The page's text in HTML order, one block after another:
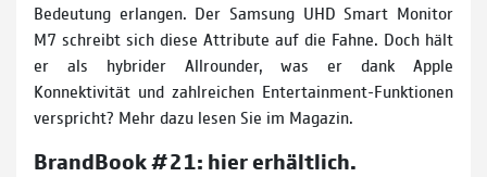
Bedeutung erlangen. Der Samsung UHD Smart Monitor
M7 schreibt sich diese Attribute auf die Fahne. Doch hält
er als hybrider Allrounder, was er dank Apple
Konnektivität und zahlreichen Entertainment-Funktionen
verspricht? Mehr dazu lesen Sie im Magazin.
BrandBook #21: hier erhältlich.